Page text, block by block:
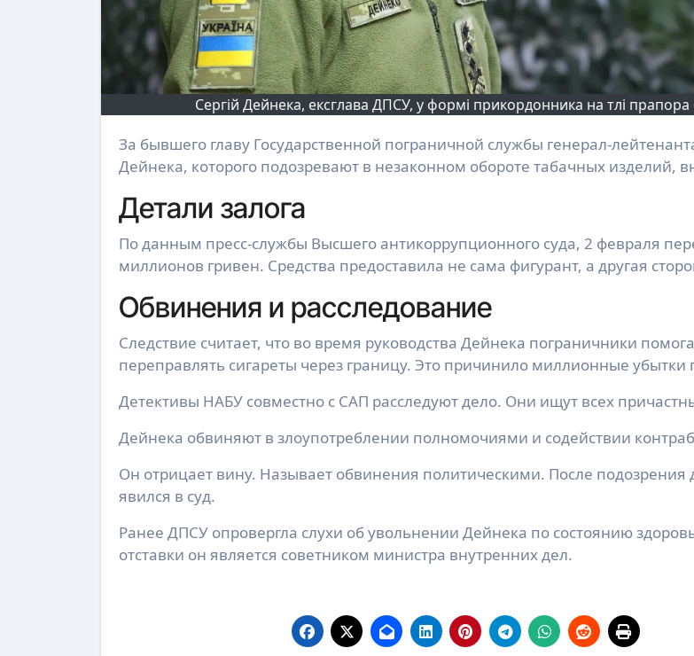
Сергій Дейнека, ексглава ДПСУ, у формі прикордонника на тлі
За бывшего главу Государственной пограничной службы генерал-лейтенанта Сергея
Дейнека, которого подозревают в незаконном обороте табачных изделий,
Детали залога
По данным пресс-службы Высшего антикоррупционного суда, 2 февраля
миллионов гривен. Средства предоставила не сама фигурант, а другая
Обвинения и расследование
Следствие считает, что во время руководства Дейнека пограничники
переправлять сигареты через границу. Это причинило миллионные убытки
Детективы НАБУ совместно с САП расследуют дело. Они ищут всех
Дейнека обвиняют в злоупотреблении полномочиями и содействии
Он отрицает вину. Называет обвинения политическими. После подозрения
явился в суд.
Ранее ДПСУ опровергла слухи об увольнении Дейнека по состоянию
отставки он является советником министра внутренних дел.